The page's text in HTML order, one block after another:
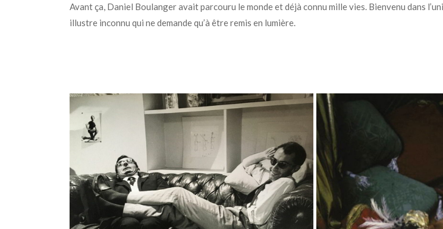
Avant ça, Daniel Boulanger avait parcouru le monde et déjà connu mille vies. Bienvenu dans
illustre inconnu qui ne demande qu’à être remis en lumière.